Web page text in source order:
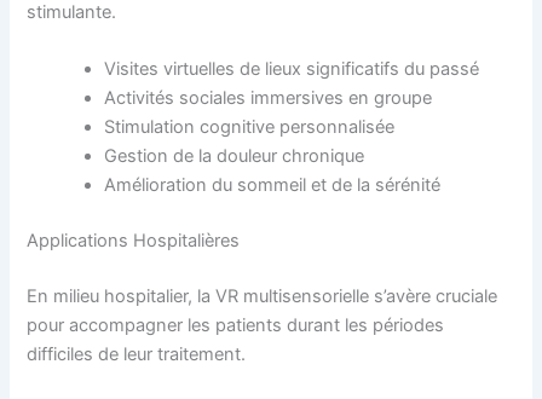
stimulante.
Visites virtuelles de lieux significatifs du passé
Activités sociales immersives en groupe
Stimulation cognitive personnalisée
Gestion de la douleur chronique
Amélioration du sommeil et de la sérénité
Applications Hospitalières
En milieu hospitalier, la VR multisensorielle s’avère cruciale
pour accompagner les patients durant les périodes
difficiles de leur traitement.